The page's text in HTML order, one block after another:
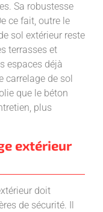
Sa robustesse
ce fait, outre le
sol extérieur reste
terrasses et
espaces déjà
carrelage de sol
que le béton
plus
extérieur
doit
de sécurité. Il